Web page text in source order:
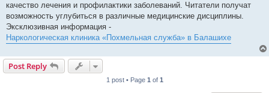
качество лечения и профилактики заболеваний. Читатели получат
возможность углубиться в различные медицинские дисциплины.
Эксклюзивная информация -
Наркологическая клиника «Похмельная служба» в Балашихе
Post Reply
1 post • Page 1 of 1